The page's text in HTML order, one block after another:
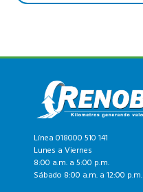
Línea 018000 510 141
Lunes a Viernes
8:00 a.m. a 5:00 p.m.
Sábado 8:00 a.m. a 12:00 p.m.